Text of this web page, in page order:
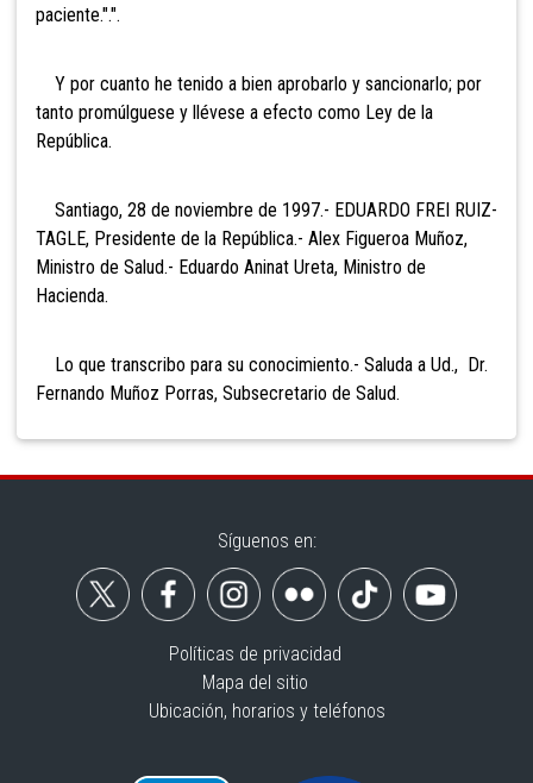
paciente.".".
Y por cuanto he tenido a bien aprobarlo y sancionarlo; por
tanto promúlguese y llévese a efecto como Ley de la
República.
Santiago, 28 de noviembre de 1997.- EDUARDO FREI RUIZ-
TAGLE, Presidente de la República.- Alex Figueroa Muñoz,
Ministro de Salud.- Eduardo Aninat Ureta, Ministro de
Hacienda.
Lo que transcribo para su conocimiento.- Saluda a Ud., Dr.
Fernando Muñoz Porras, Subsecretario de Salud.
Síguenos en:
Políticas de privacidad
Mapa del sitio
Ubicación, horarios y teléfonos